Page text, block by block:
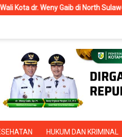
North Sulawesi Investment Forum
HUKUM DAN KRIMINAL